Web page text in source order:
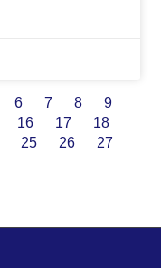
6 7 8
9
16 17
18
25 26
27